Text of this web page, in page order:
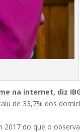
na internet, diz
de 33,7% dos
2017 do que o